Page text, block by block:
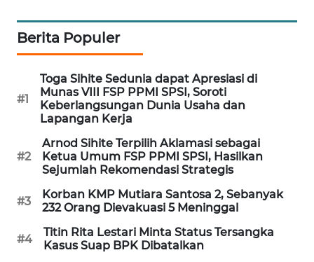
Berita Populer
#1
Toga Sihite Sedunia dapat Apresiasi di
Munas VIII FSP PPMI SPSI, Soroti
Keberlangsungan Dunia Usaha dan
Lapangan Kerja
#2
Arnod Sihite Terpilih Aklamasi sebagai
Ketua Umum FSP PPMI SPSI, Hasilkan
Sejumlah Rekomendasi Strategis
#3
Korban KMP Mutiara Santosa 2, Sebanyak
232 Orang Dievakuasi 5 Meninggal
#4
Titin Rita Lestari Minta Status Tersangka
Kasus Suap BPK Dibatalkan
NEWS
SITUNGIR
SIDIKALANG
NEWS
SIBARAGAS
NEWS
METRO
SIANTAR
NEWS